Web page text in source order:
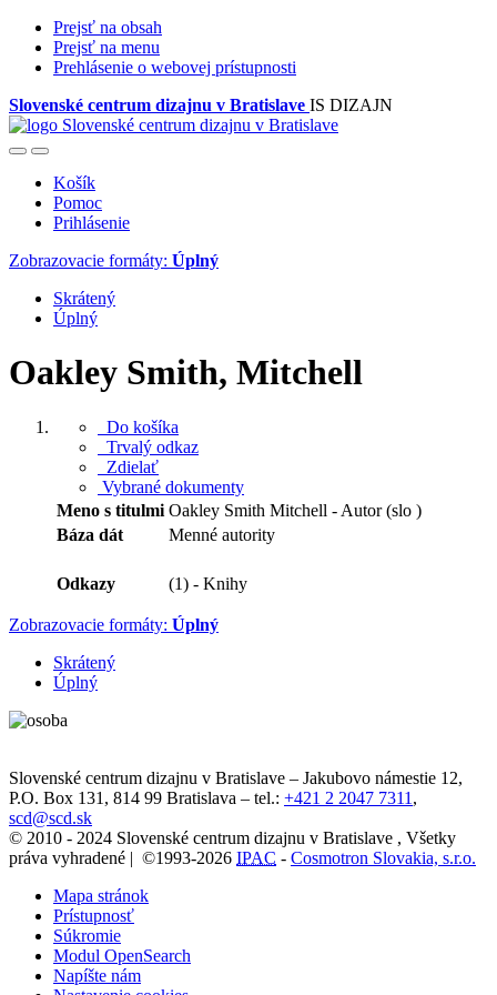
Prejsť na obsah
Prejsť na menu
Prehlásenie o webovej prístupnosti
Slovenské centrum dizajnu v Bratislave IS DIZAJN
Košík
Pomoc
Prihlásenie
Zobrazovacie formáty: Úplný
Skrátený
Úplný
Oakley Smith, Mitchell
Do košíka
Trvalý odkaz
Zdielať
Vybrané dokumenty
Meno s titulmi Oakley Smith Mitchell - Autor (slo )
Báza dát
Menné autority
Odkazy (1) - Knihy
Zobrazovacie formáty: Úplný
Skrátený
Úplný
Slovenské centrum dizajnu v Bratislave – Jakubovo námestie 12,
P.O. Box 131, 814 99 Bratislava – tel.: +421 2 2047 7311 ,
scd@scd.sk
© 2010 - 2024 Slovenské centrum dizajnu v Bratislave , Všetky
práva vyhradené | ©1993-2026 IPAC - Cosmotron Slovakia, s.r.o.
Mapa stránok
Prístupnosť
Súkromie
Modul OpenSearch
Napíšte nám